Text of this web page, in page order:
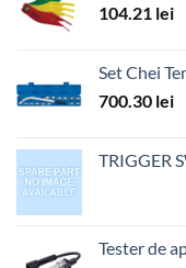
104.21 lei
Set Chei
700.30 lei
TRIGGER
Tester de